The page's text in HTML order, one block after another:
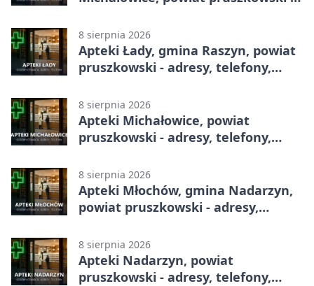
8 sierpnia 2026
Apteki Łady, gmina Raszyn, powiat
pruszkowski - adresy, telefony,
8 sierpnia 2026
Apteki Michałowice, powiat
pruszkowski - adresy, telefony,
8 sierpnia 2026
Apteki Młochów, gmina Nadarzyn,
powiat pruszkowski - adresy,
8 sierpnia 2026
Apteki Nadarzyn, powiat
pruszkowski - adresy, telefony,